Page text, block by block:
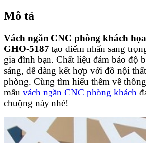
Mô tả
Vách ngăn CNC phòng khách
GHO-5187 tạo điểm nhấn sang
gia đình bạn. Chất liệu đảm bảo độ
sáng, dễ dàng kết hợp với đồ nội
phòng. Cùng tìm hiểu thêm về
mẫu vách ngăn CNC phòng khách
chuộng này nhé!